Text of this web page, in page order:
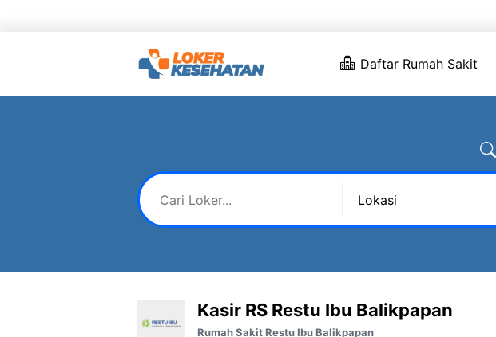
Daftar Rumah Sakit
Kasir RS Restu Ibu Balikpapan
Rumah Sakit Restu Ibu Balikpapan